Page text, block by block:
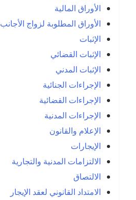
الأوراق المالية
الأوراق المطلوبة لزواج الأجانب
الإثبات
الإثبات القضائي
الإثبات المدني
الإجراءات الجنائية
الإجراءات القضائية
الإجراءات المدنية
الإعلام والقانون
الإيجارات
الالتزامات المدنية والتجارية
الالتصاق
الامتداد القانوني لعقد الإيجار